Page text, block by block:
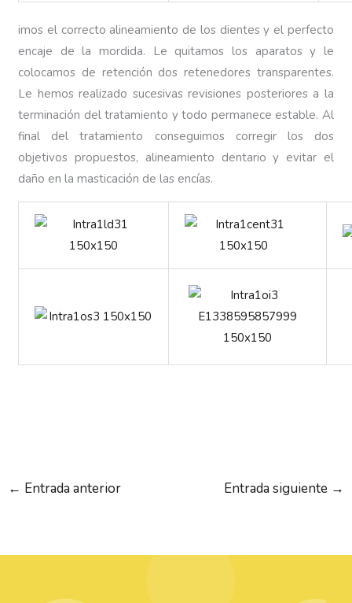
imos el correcto alineamiento de los dientes y el perfecto
encaje de la mordida. Le quitamos los aparatos y le
colocamos de retención dos retenedores transparentes.
Le hemos realizado sucesivas revisiones posteriores a la
terminación del tratamiento y todo permanece estable. Al
final del tratamiento conseguimos corregir los dos
objetivos propuestos, alineamiento dentario y evitar el
daño en la masticación de las encías.
← Entrada anterior Entrada siguiente →